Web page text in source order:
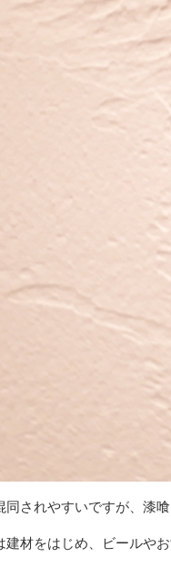
同されやすいですが、漆
建材をはじめ、ビールや